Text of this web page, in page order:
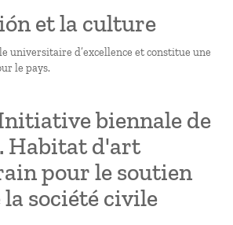
et la culture
universitaire d’excellence et constitue une
le pays.
biennale de
Habitat d'art
pour le soutien
société civile